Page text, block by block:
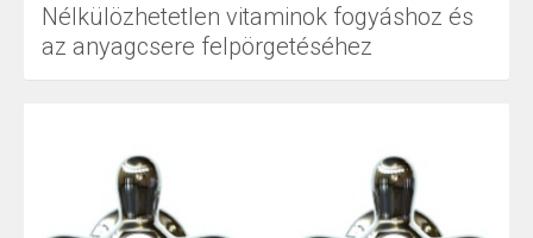
Nélkülözhetetlen vitaminok fogyáshoz és
az anyagcsere felpörgetéséhez